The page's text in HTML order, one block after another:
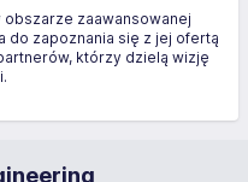
zaawansowanej
do zapoznania się z jej ofertą
którzy dzielą wizję